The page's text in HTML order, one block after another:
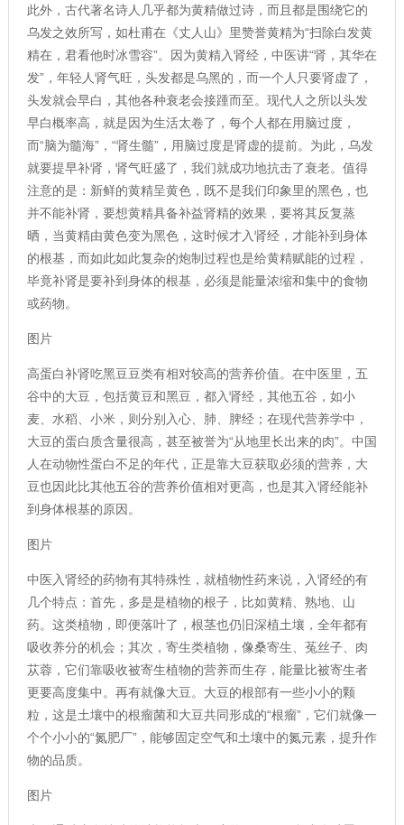
此外，古代著名诗人几乎都为黄精做过诗，而且都是围绕它的
乌发之效所写，如杜甫在《丈人山》里赞誉黄精为“扫除白发黄
精在，君看他时冰雪容”。因为黄精入肾经，中医讲“肾，其华在
发”，年轻人肾气旺，头发都是乌黑的，而一个人只要肾虚了，
头发就会早白，其他各种衰老会接踵而至。现代人之所以头发
早白概率高，就是因为生活太卷了，每个人都在用脑过度，
而“脑为髓海”，“肾生髓”，用脑过度是肾虚的提前。为此，乌发
就要提早补肾，肾气旺盛了，我们就成功地抗击了衰老。值得
注意的是：新鲜的黄精呈黄色，既不是我们印象里的黑色，也
并不能补肾，要想黄精具备补益肾精的效果，要将其反复蒸
晒，当黄精由黄色变为黑色，这时候才入肾经，才能补到身体
的根基，而如此如此复杂的炮制过程也是给黄精赋能的过程，
毕竟补肾是要补到身体的根基，必须是能量浓缩和集中的食物
或药物。
图片
高蛋白补肾吃黑豆豆类有相对较高的营养价值。在中医里，五
谷中的大豆，包括黄豆和黑豆，都入肾经，其他五谷，如小
麦、水稻、小米，则分别入心、肺、脾经；在现代营养学中，
大豆的蛋白质含量很高，甚至被誉为“从地里长出来的肉”。中国
人在动物性蛋白不足的年代，正是靠大豆获取必须的营养，大
豆也因此比其他五谷的营养价值相对更高，也是其入肾经能补
到身体根基的原因。
图片
中医入肾经的药物有其特殊性，就植物性药来说，入肾经的有
几个特点：首先，多是是植物的根子，比如黄精、熟地、山
药。这类植物，即便落叶了，根茎也仍旧深植土壤，全年都有
吸收养分的机会；其次，寄生类植物，像桑寄生、菟丝子、肉
苁蓉，它们靠吸收被寄生植物的营养而生存，能量比被寄生者
更要高度集中。再有就像大豆。大豆的根部有一些小小的颗
粒，这是土壤中的根瘤菌和大豆共同形成的“根瘤”，它们就像一
个个小小的“氮肥厂”，能够固定空气和土壤中的氮元素，提升作
物的品质。
图片